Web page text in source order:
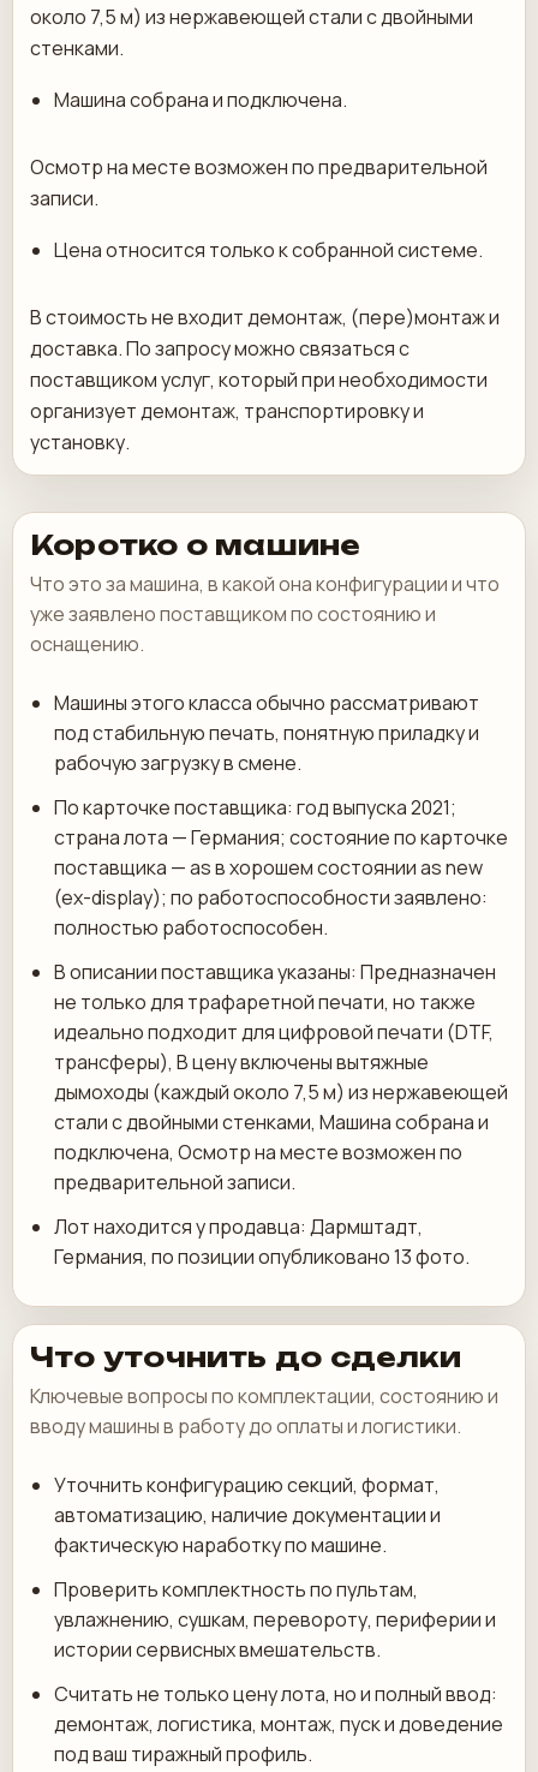
около 7,5 м) из нержавеющей стали с двойными
стенками.
Машина собрана и подключена.
Осмотр на месте возможен по предварительной
записи.
Цена относится только к собранной системе.
В стоимость не входит демонтаж, (пере)монтаж и
доставка. По запросу можно связаться с
поставщиком услуг, который при необходимости
организует демонтаж, транспортировку и
установку.
Коротко о машине
Что это за машина, в какой она конфигурации и что
уже заявлено поставщиком по состоянию и
оснащению.
Машины этого класса обычно рассматривают
под стабильную печать, понятную приладку и
рабочую загрузку в смене.
По карточке поставщика: год выпуска 2021;
страна лота — Германия; состояние по карточке
поставщика — as в хорошем состоянии as new
(ex-display); по работоспособности заявлено:
полностью работоспособен.
В описании поставщика указаны: Предназначен
не только для трафаретной печати, но также
идеально подходит для цифровой печати (DTF,
трансферы), В цену включены вытяжные
дымоходы (каждый около 7,5 м) из нержавеющей
стали с двойными стенками, Машина собрана и
подключена, Осмотр на месте возможен по
предварительной записи.
Лот находится у продавца: Дармштадт,
Германия, по позиции опубликовано 13 фото.
Что уточнить до сделки
Ключевые вопросы по комплектации, состоянию и
вводу машины в работу до оплаты и логистики.
Уточнить конфигурацию секций, формат,
автоматизацию, наличие документации и
фактическую наработку по машине.
Проверить комплектность по пультам,
увлажнению, сушкам, перевороту, периферии и
истории сервисных вмешательств.
Считать не только цену лота, но и полный ввод:
демонтаж, логистика, монтаж, пуск и доведение
под ваш тиражный профиль.